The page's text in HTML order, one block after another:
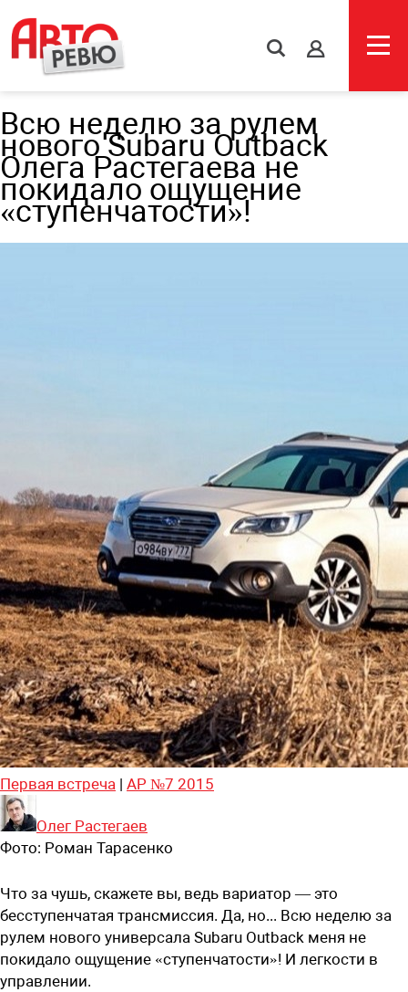
s
Всю неделю за рулем
нового Subaru Outback
Олега Растегаева не
покидало ощущение
«ступенчатости»!
Первая встреча | АР №7 2015
Олег Растегаев
Фото: Роман Тарасенко
Что за чушь, скажете вы, ведь вариатор — это
бесступенчатая трансмиссия. Да, но... Всю неделю за
рулем нового универсала Subaru Outback меня не
покидало ощущение «ступенчатости»! И легкости в
управлении.